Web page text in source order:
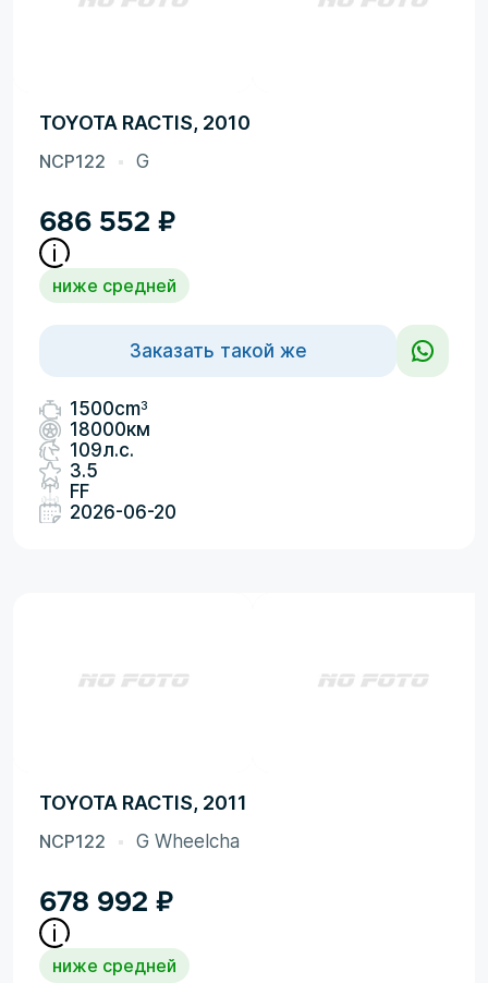
TOYOTA RACTIS, 2010
NCP122 G
686 552 ₽
ниже средней
Заказать такой же
1500cm3
18000км
109л.с.
3.5
FF
2026-06-20
TOYOTA RACTIS, 2011
NCP122 G Wheelcha
678 992 ₽
ниже средней